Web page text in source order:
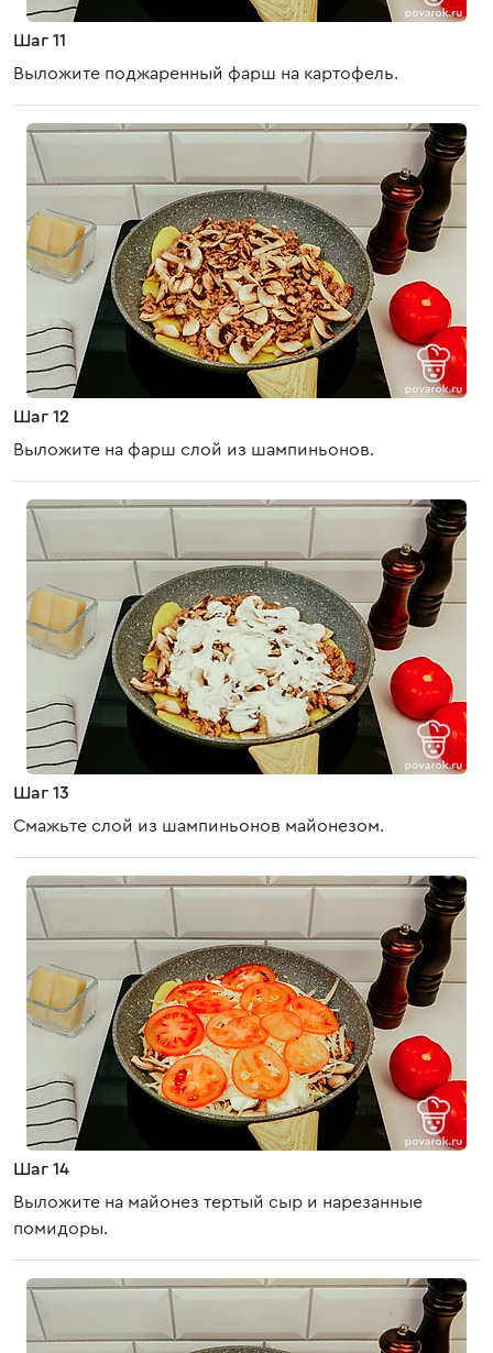
Шаг 11
Выложите поджаренный фарш на картофель.
Шаг 12
Выложите на фарш слой из шампиньонов.
Шаг 13
Смажьте слой из шампиньонов майонезом.
Шаг 14
Выложите на майонез тертый сыр и нарезанные
помидоры.